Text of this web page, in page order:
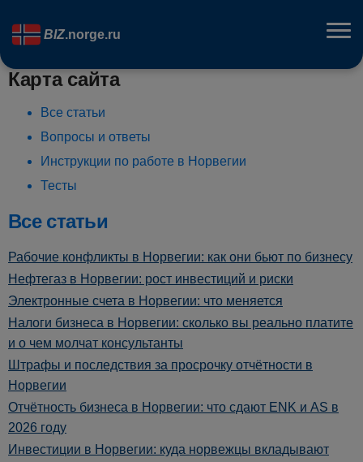
BIZ.norge.ru
Карта сайта
Все статьи
Вопросы и ответы
Инструкции по работе в Норвегии
Тесты
Все статьи
Рабочие конфликты в Норвегии: как они бьют по бизнесу
Нефтегаз в Норвегии: рост инвестиций и риски
Электронные счета в Норвегии: что меняется
Налоги бизнеса в Норвегии: сколько вы реально платите
и о чем молчат консультанты
Штрафы и последствия за просрочку отчётности в
Норвегии
Отчётность бизнеса в Норвегии: что сдают ENK и AS в
2026 году
Инвестиции в Норвегии: куда норвежцы вкладывают